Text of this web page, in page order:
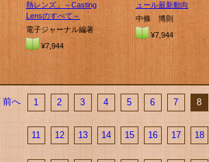
熱レンズ」～Casting
Lensのすべて～
電子ジャーナル編著
¥7,944
ュール最新動向
中條 博則
¥7,944
前へ 1 2 3 4 5 6 7 8
11 12 13 14 15 16 17 18